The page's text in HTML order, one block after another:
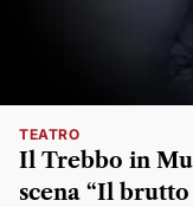
TEATRO
Il Trebbo in
scena “Il